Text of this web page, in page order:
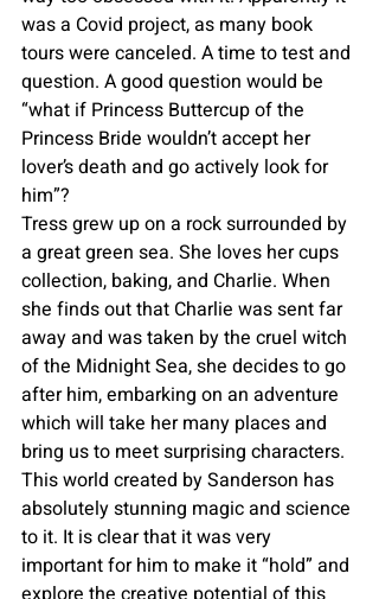
was a Covid project, as many book
tours were canceled. A time to test and
question. A good question would be
“what if Princess Buttercup of the
Princess Bride wouldn’t accept her
lover’s death and go actively look for
him”?
Tress grew up on a rock surrounded by
a great green sea. She loves her cups
collection, baking, and Charlie. When
she finds out that Charlie was sent far
away and was taken by the cruel witch
of the Midnight Sea, she decides to go
after him, embarking on an adventure
which will take her many places and
bring us to meet surprising characters.
This world created by Sanderson has
absolutely stunning magic and science
to it. It is clear that it was very
important for him to make it “hold” and